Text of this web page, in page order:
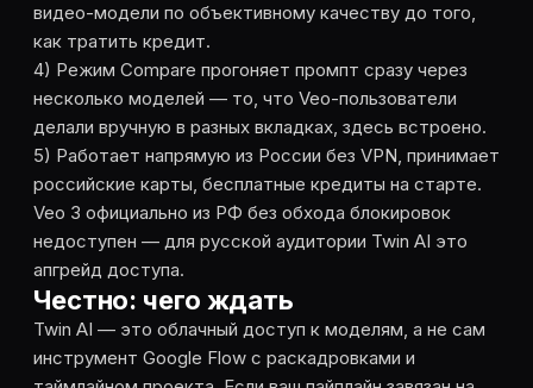
видео-модели по объективному качеству до того,
как тратить кредит.
4) Режим Compare прогоняет промпт сразу через
несколько моделей — то, что Veo-пользователи
делали вручную в разных вкладках, здесь встроено.
5) Работает напрямую из России без VPN, принимает
российские карты, бесплатные кредиты на старте.
Veo 3 официально из РФ без обхода блокировок
недоступен — для русской аудитории Twin AI это
апгрейд доступа.
Честно: чего ждать
Twin AI — это облачный доступ к моделям, а не сам
инструмент Google Flow с раскадровками и